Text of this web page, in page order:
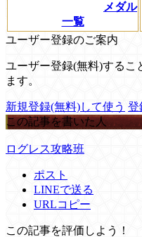
メダル
一覧
ユーザー登録のご案内
ユーザー登録(無料)するこ
ます。
新規登録(無料)して使う 登
この記事を書いた人
ログレス攻略班
ポスト
LINEで送る
URLコピー
この記事を評価しよう！